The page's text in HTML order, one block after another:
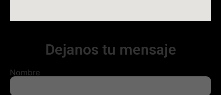
Dejanos tu mensaje
Nombre